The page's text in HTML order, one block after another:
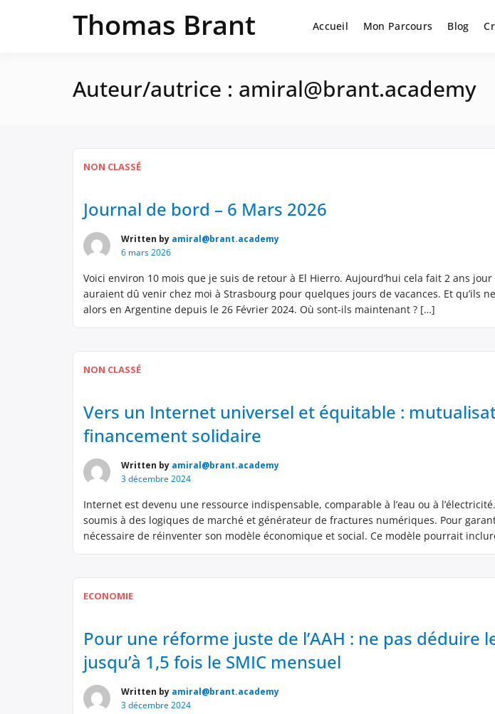
Thomas Brant Accueil Mon Parcours Blog
Auteur/autrice : amiral@brant.academy
NON CLASSÉ
Journal de bord – 6 Mars 2026
Written by amiral@brant.academy
6 mars 2026
Voici environ 10 mois que je suis de retour à El Hierro. Aujourd’hui cela fait 2 ans
auraient dû venir chez moi à Strasbourg pour quelques jours de vacances. Et qu’ils
alors en Argentine depuis le 26 Février 2024. Où sont-ils maintenant ? […]
NON CLASSÉ
Vers un Internet universel et équitable :
financement solidaire
Written by amiral@brant.academy
3 décembre 2024
Internet est devenu une ressource indispensable, comparable à l’eau ou à
soumis à des logiques de marché et générateur de fractures numériques. Pour
nécessaire de réinventer son modèle économique et social. Ce modèle pourrait
ECONOMIE
Pour une réforme juste de l’AAH : ne pas déduire
jusqu’à 1,5 fois le SMIC mensuel
Written by amiral@brant.academy
3 décembre 2024